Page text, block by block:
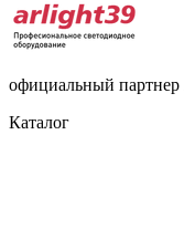
официальный
Каталог